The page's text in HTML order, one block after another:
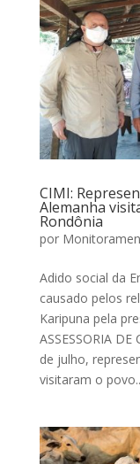
CIMI:
Alemanha
Rondônia
por
Adido social da
causado pelos
Karipuna pela
ASSESSORIA
de julho,
visitaram o